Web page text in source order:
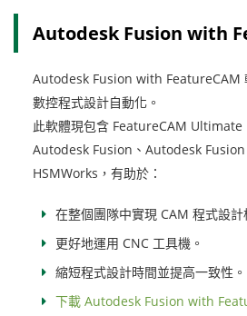
Autodesk Fusion with
Autodesk Fusion with FeatureCAM
數控程式設計自動化。
此軟體現包含 FeatureCAM Ultimate
Autodesk Fusion、Autodesk
HSMWorks，有助於：
在整個團隊中實現 CAM 程式設計
更好地運用 CNC 工具機。
縮短程式設計時間並提高一致性。
下載 Autodesk Fusion with